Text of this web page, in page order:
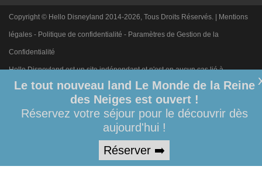
Copyright © Hello Disneyland 2014-2026, Tous Droits Réservés. | Mentions
légales - Politique de confidentialité - Paramètres de Gestion de la
Confidentialité
Hello Disneyland est un site indépendant et n'est en aucun cas lié à
Disneyland Paris. Toute demande adressée à Disneyland Paris sera
ignorée. Merci de votre compréhension.
Le tout nouveau land Le Monde de la Reine
des Neiges est ouvert !
Réservez votre séjour pour le découvrir dès
aujourd'hui !
Réserver ➡️